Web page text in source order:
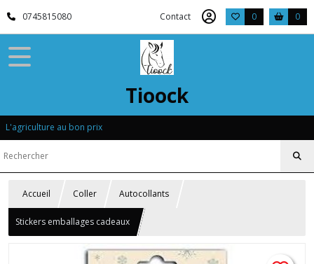
0745815080 Contact 0 0
Tioock
L'agriculture au bon prix
Accueil Coller Autocollants
Stickers emballages cadeaux